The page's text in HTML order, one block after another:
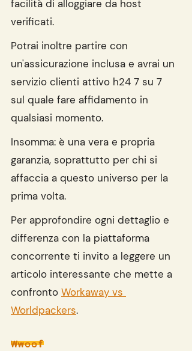
facilità di alloggiare da host
verificati.
Potrai inoltre partire con
un'assicurazione inclusa e avrai un
servizio clienti attivo h24 7 su 7
sul quale fare affidamento in
qualsiasi momento.
Insomma: è una vera e propria
garanzia, soprattutto per chi si
affaccia a questo universo per la
prima volta.
Per approfondire ogni dettaglio e
differenza con la piattaforma
concorrente ti invito a leggere un
articolo interessante che mette a
confronto Workaway vs
Worldpackers.
Wwoof